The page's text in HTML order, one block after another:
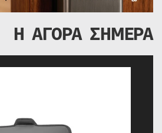
Η ΑΓΟΡΑ ΣΗΜΕΡΑ